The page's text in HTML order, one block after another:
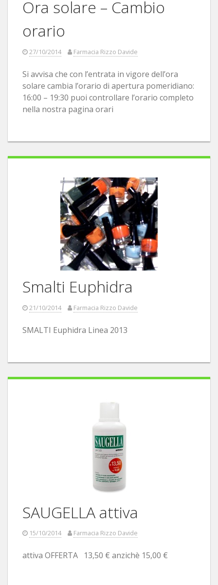
Ora solare – Cambio
orario
27/10/2014 Farmacia Rizzo Davide
Si avvisa che con l’entrata in vigore dell’ora
solare cambia l’orario di apertura pomeridiano:
16:00 – 19:30 puoi controllare l’orario completo
nella nostra pagina orari
Smalti Euphidra
21/10/2014 Farmacia Rizzo Davide
SMALTI Euphidra Linea 2013
SAUGELLA attiva
15/10/2014 Farmacia Rizzo Davide
attiva OFFERTA 13,50 € anzichè 15,00 €